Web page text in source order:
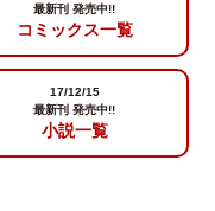
最新刊 発売中!!
コミックス一覧
17/12/15
最新刊 発売中!!
小説一覧